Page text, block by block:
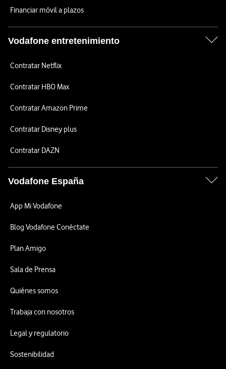
Financiar móvil a plazos
Vodafone entretenimiento
Contratar Netflix
Contratar HBO Max
Contratar Amazon Prime
Contratar Disney plus
Contratar DAZN
Vodafone España
App Mi Vodafone
Blog Vodafone Conéctate
Plan Amigo
Sala de Prensa
Quiénes somos
Trabaja con nosotros
Legal y regulatorio
Sostenibilidad